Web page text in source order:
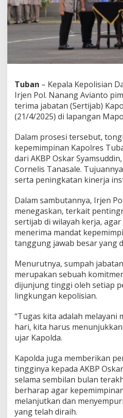
i
n
e
t
i
j
a
b
a
p
o
l
r
e
u
b
a
n
Tuban – Kepala Kepolisian
Irjen Pol. Nanang Avianto
terima jabatan (Sertijab)
(21/4/2025) di lapangan
Dalam prosesi tersebut,
kepemimpinan Kapolres
dari AKBP Oskar
Cornelis Tanasale.
serta peningkatan kinerja
Dalam sambutannya, Irjen
menegaskan, terkait
sertijab di wilayah kerja,
menerima mandat
tanggung jawab besar yang
Menurutnya, sumpah
merupakan sebuah
dijunjung tinggi oleh setiap
lingkungan kepolisian.
“Tugas kita adalah melayani
hari, kita harus
ujar Kapolda.
Kapolda juga memberikan
tingginya kepada AKBP
selama sembilan bulan
berharap agar
melanjutkan dan
yang telah diraih.